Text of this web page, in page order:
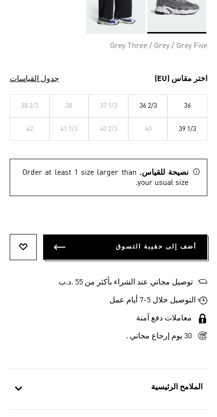
الملامح الرئيسية
Grey Three / Grey / Grey Five
اختر مقاس (EU) جدول القياسات
36
36 2/3
37 1/3
38
38 2/3
39 1/3
40
40 2/3
41 1/3
42
نصيحة للقياس. Order at least 1 size larger than
your usual size.
أضف إلى حقيبة التسوق
توصيل مجاني عند الشراء بأكثر من 55 .د.ب‎
التوصيل خلال 5-7 أيام عمل
معاملات دفع آمنة